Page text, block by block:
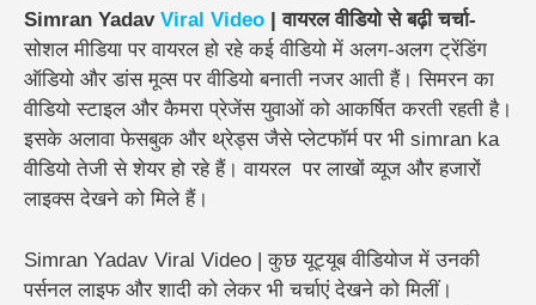
Simran Yadav Viral Video | वायरल वीडियो से बढ़ी चर्चा-
सोशल मीडिया पर वायरल हो रहे कई वीडियो में अलग-अलग ट्रेंडिंग
ऑडियो और डांस मूव्स पर वीडियो बनाती नजर आती हैं। सिमरन का
वीडियो स्टाइल और कैमरा प्रेजेंस युवाओं को आकर्षित करती रहती है।
इसके अलावा फेसबुक और थ्रेड्स जैसे प्लेटफॉर्म पर भी simran ka
वीडियो तेजी से शेयर हो रहे हैं। वायरल पर लाखों व्यूज और हजारों
लाइक्स देखने को मिले हैं।
Simran Yadav Viral Video | कुछ यूट्यूब वीडियोज में उनकी
पर्सनल लाइफ और शादी को लेकर भी चर्चाएं देखने को मिलीं।